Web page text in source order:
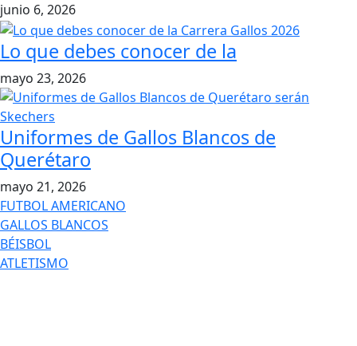
junio 6, 2026
Lo que debes conocer de la
mayo 23, 2026
Uniformes de Gallos Blancos de
Querétaro
mayo 21, 2026
FUTBOL AMERICANO
GALLOS BLANCOS
BÉISBOL
ATLETISMO